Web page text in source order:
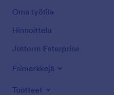
Oma työtila
Hinnoittelu
Jotform Enterprise
Esimerkkejä
Tuotteet